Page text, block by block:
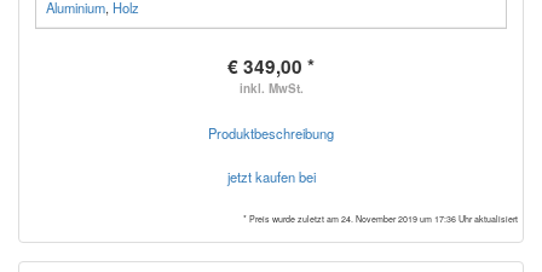
Aluminium, Holz
€ 349,00 *
inkl. MwSt.
Produktbeschreibung
jetzt kaufen bei
* Preis wurde zuletzt am 24. November 2019 um 17:36 Uhr aktualisiert